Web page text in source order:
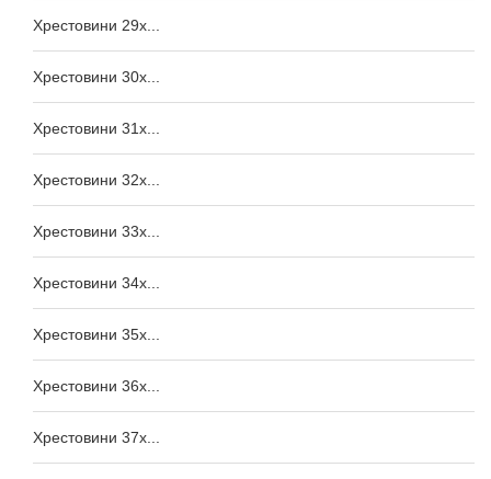
Хрестовини 29x...
Хрестовини 30x...
Хрестовини 31x...
Хрестовини 32x...
Хрестовини 33x...
Хрестовини 34x...
Хрестовини 35x...
Хрестовини 36x...
Хрестовини 37x...